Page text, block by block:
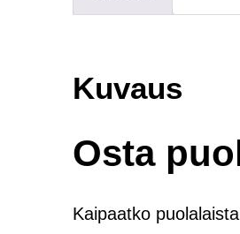
Kuvaus
Osta
Kaipaatko